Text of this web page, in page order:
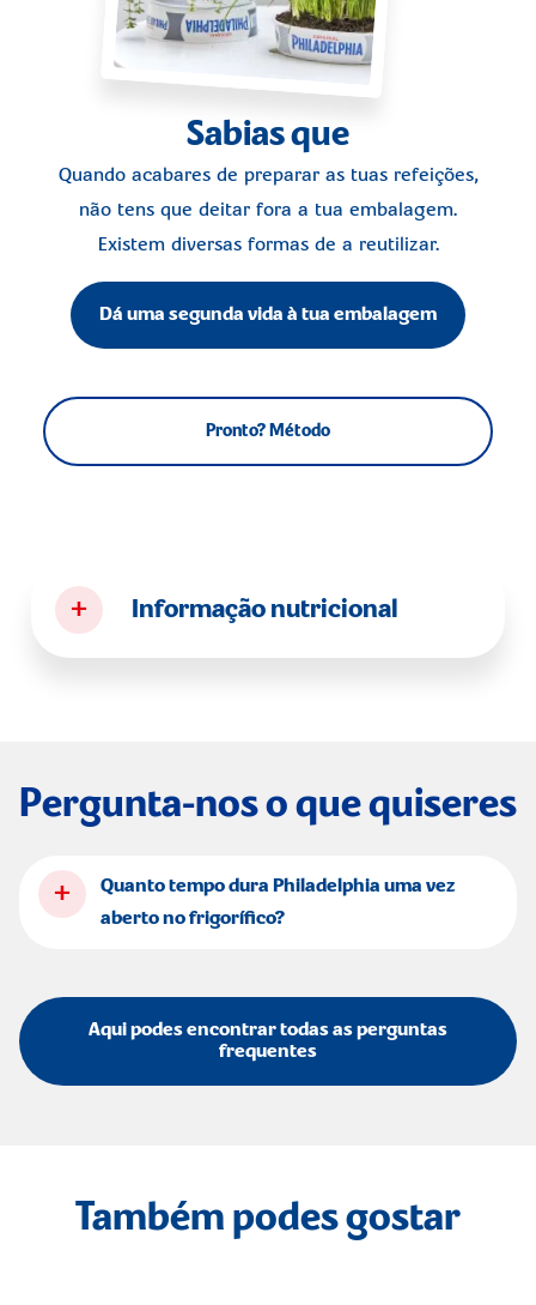
Sabias que
Quando acabares de preparar as tuas refeições,
não tens que deitar fora a tua embalagem.
Existem diversas formas de a reutilizar.
Dá uma segunda vida à tua embalagem
Pronto? Método
+ Informação nutricional
Pergunta-nos o que quiseres
+
Quanto tempo dura Philadelphia uma vez
aberto no frigorífico?
Aqui podes encontrar todas as perguntas
frequentes
Também podes gostar